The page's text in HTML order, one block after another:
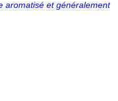
aromatisé et généralement